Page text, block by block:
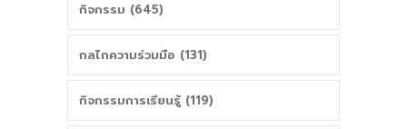
กิจกรรม (645)
กลไกความร่วมมือ (131)
กิจกรรมการเรียนรู้ (119)